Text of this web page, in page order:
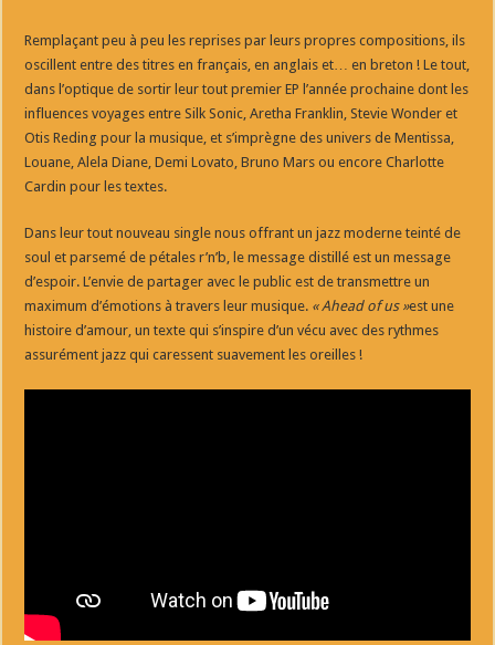
Remplaçant peu à peu les reprises par leurs propres compositions, ils
oscillent entre des titres en français, en anglais et… en breton ! Le tout,
dans l’optique de sortir leur tout premier EP l’année prochaine dont les
influences voyages entre Silk Sonic, Aretha Franklin, Stevie Wonder et
Otis Reding pour la musique, et s’imprègne des univers de Mentissa,
Louane, Alela Diane, Demi Lovato, Bruno Mars ou encore Charlotte
Cardin pour les textes.
Dans leur tout nouveau single nous offrant un jazz moderne teinté de
soul et parsemé de pétales r’n’b, le message distillé est un message
d’espoir. L’envie de partager avec le public est de transmettre un
maximum d’émotions à travers leur musique. « Ahead of us »est une
histoire d’amour, un texte qui s’inspire d’un vécu avec des rythmes
assurément jazz qui caressent suavement les oreilles !